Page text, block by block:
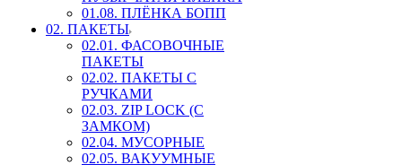
01.08. ПЛЁНКА БОПП
02. ПАКЕТЫ
02.01. ФАСОВОЧНЫЕ
ПАКЕТЫ
02.02. ПАКЕТЫ С
РУЧКАМИ
02.03. ZIP LOСK (С
ЗАМКОМ)
02.04. МУСОРНЫЕ
02.05. ВАКУУМНЫЕ